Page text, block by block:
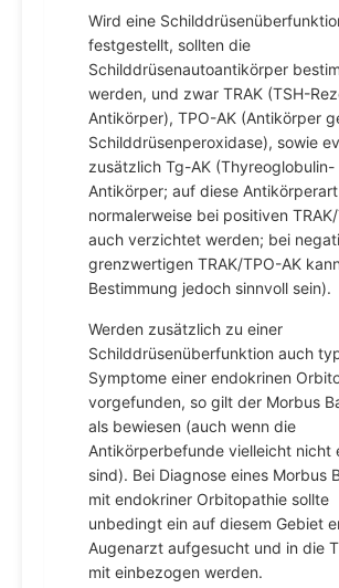
Wird eine
festgestellt, sollten die
Schilddrüsenautoantikörper
werden, und zwar TRAK (TSH-
Antikörper), TPO-AK (Antikörper
Schilddrüsenperoxidase), sowie
zusätzlich Tg-AK (Thyreoglobulin-
Antikörper; auf diese
normalerweise bei positiven
auch verzichtet werden; bei
grenzwertigen TRAK/TPO-AK
Bestimmung jedoch sinnvoll sein).
Werden zusätzlich zu einer
Schilddrüsenüberfunktion auch
Symptome einer endokrinen
vorgefunden, so gilt der Morbus
als bewiesen (auch wenn die
Antikörperbefunde vielleicht nicht
sind). Bei Diagnose eines Morbus
mit endokriner Orbitopathie sollte
unbedingt ein auf diesem Gebiet
Augenarzt aufgesucht und in die
mit einbezogen werden.